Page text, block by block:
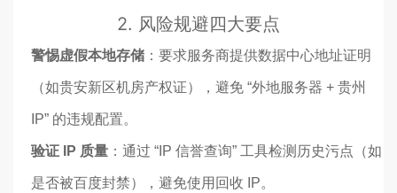
2. 风险规避四大要点
警惕虚假本地存储 ：要求服务商提供数据中心地址证明
（如贵安新区机房产权证），避免 “外地服务器 + 贵州
IP” 的违规配置。
验证 IP 质量 ：通过 “IP 信誉查询” 工具检测历史污点（如
是否被百度封禁），避免使用回收 IP。